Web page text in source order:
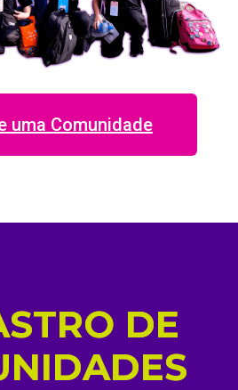
uma Comunidade
DE